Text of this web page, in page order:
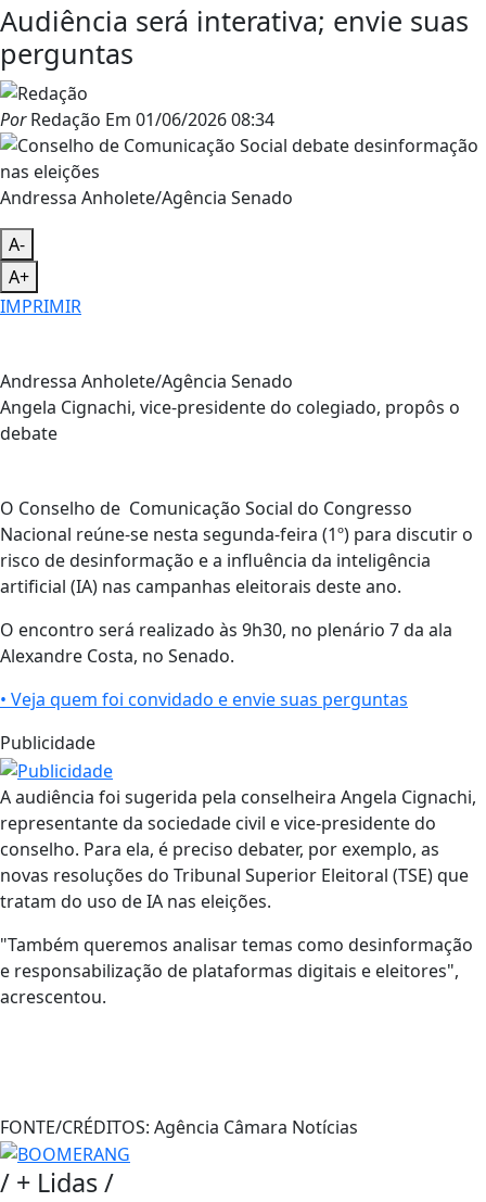
Audiência será interativa; envie suas
perguntas
PorRedação Em 01/06/2026 08:34
Andressa Anholete/Agência Senado
A-
A+
IMPRIMIR
Andressa Anholete/Agência Senado
Angela Cignachi, vice-presidente do colegiado, propôs o
debate
O Conselho de Comunicação Social do Congresso
Nacional reúne-se nesta segunda-feira (1º) para discutir o
risco de desinformação e a influência da inteligência
artificial (IA) nas campanhas eleitorais deste ano.
O encontro será realizado às 9h30, no plenário 7 da ala
Alexandre Costa, no Senado.
• Veja quem foi convidado e envie suas perguntas
Publicidade
A audiência foi sugerida pela conselheira Angela Cignachi,
representante da sociedade civil e vice-presidente do
conselho. Para ela, é preciso debater, por exemplo, as
novas resoluções do Tribunal Superior Eleitoral (TSE) que
tratam do uso de IA nas eleições.
"Também queremos analisar temas como desinformação
e responsabilização de plataformas digitais e eleitores",
acrescentou.
FONTE/CRÉDITOS: Agência Câmara Notícias
/ + Lidas/